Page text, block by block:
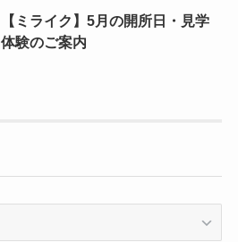
【ミライク】5月の開所日・見学
体験のご案内